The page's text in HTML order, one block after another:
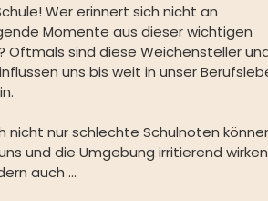
Wer erinnert sich nicht an
Momente aus dieser wichtigen
Oftmals sind diese Weichensteller
uns bis weit in unser
nicht nur schlechte Schulnoten
und die Umgebung irritierend
auch ...⁠